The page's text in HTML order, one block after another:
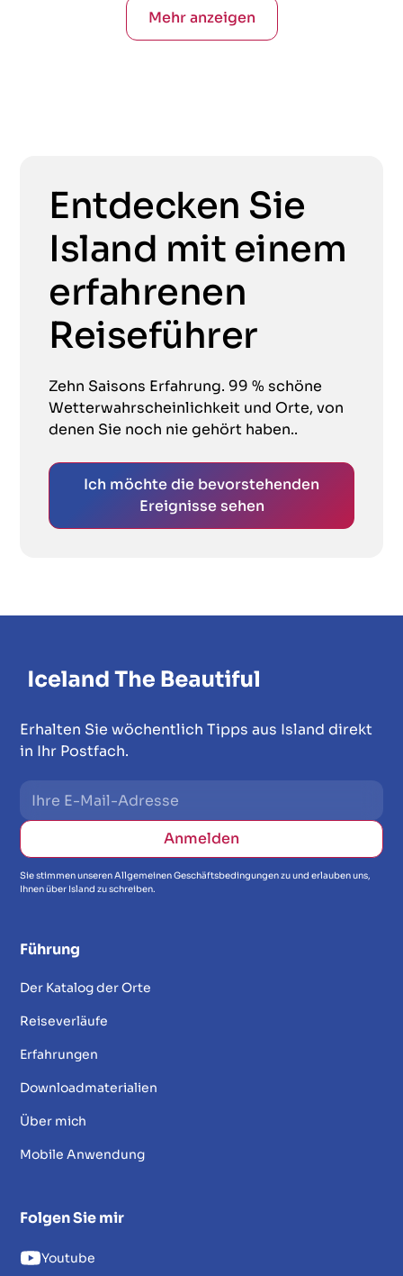
Mehr anzeigen
Entdecken Sie
Island mit einem
erfahrenen
Reiseführer
Zehn Saisons Erfahrung. 99 % schöne
Wetterwahrscheinlichkeit und Orte, von
denen Sie noch nie gehört haben..
Ich möchte die bevorstehenden
Ereignisse sehen
Erhalten Sie wöchentlich Tipps aus Island direkt
in Ihr Postfach.
Sie stimmen unseren Allgemeinen Geschäftsbedingungen zu und erlauben uns,
Ihnen über Island zu schreiben.
Führung
Der Katalog der Orte
Reiseverläufe
Erfahrungen
Downloadmaterialien
Über mich
Mobile Anwendung
Folgen Sie mir
Youtube